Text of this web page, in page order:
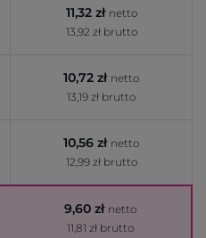
11,32 zł netto
13,92 zł brutto
10,72 zł netto
13,19 zł brutto
10,56 zł netto
12,99 zł brutto
9,60 zł netto
11,81 zł brutto